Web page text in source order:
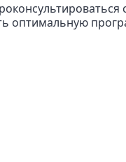
оптимальную